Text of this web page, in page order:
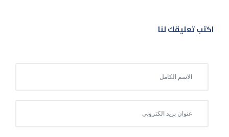
اكتب تعليقك لنا